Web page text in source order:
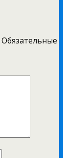
Обязательные